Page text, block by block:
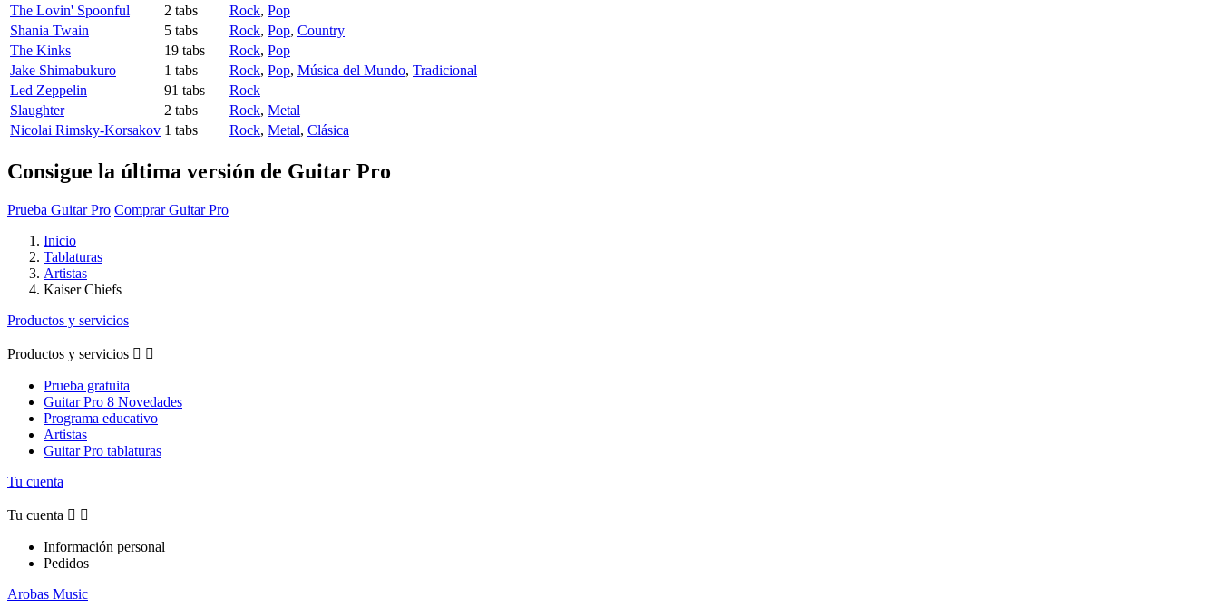
The Lovin' Spoonful
2 tabs Rock, Pop
Shania Twain
5 tabs Rock, Pop, Country
The Kinks
19 tabs Rock, Pop
Jake Shimabukuro
1 tabs Rock, Pop, Música del Mundo, Tradicional
Led Zeppelin
91 tabs
Rock
Slaughter
2 tabs Rock, Metal
Nicolai Rimsky-Korsakov 1 tabs Rock, Metal, Clásica
Consigue la última versión de Guitar Pro
Prueba Guitar Pro Comprar Guitar Pro
Inicio
Tablaturas
Artistas
Kaiser Chiefs
Productos y servicios
Productos y servicios  
Prueba gratuita
Guitar Pro 8 Novedades
Programa educativo
Artistas
Guitar Pro tablaturas
Tu cuenta
Tu cuenta  
Información personal
Pedidos
Arobas Music